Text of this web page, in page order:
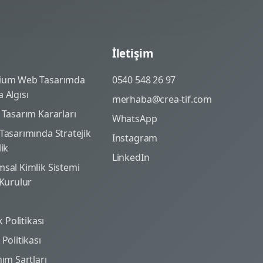
Web Tasarımda
Kararları
Stratejik
Kimlik Sistemi
Politikası
Şartları
İletişim
0540 548 26 97
merhaba@crea-tif.com
WhatsApp
Instagram
LinkedIn